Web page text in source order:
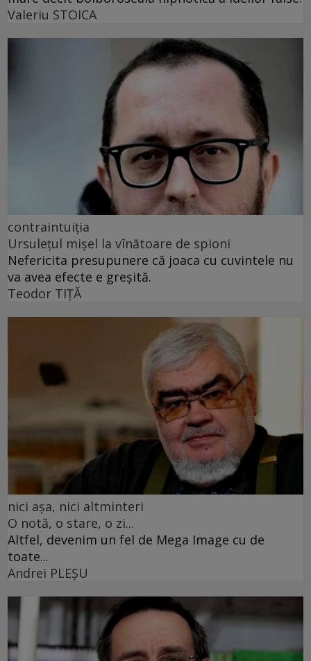
Valeriu STOICA
contraintuiția
Ursulețul mișel la vînătoare de spioni
Nefericita presupunere că joaca cu cuvintele nu
va avea efecte e greșită.
Teodor TIŢĂ
nici așa, nici altminteri
O notă, o stare, o zi...
Altfel, devenim un fel de Mega Image cu de
toate...
Andrei PLEŞU